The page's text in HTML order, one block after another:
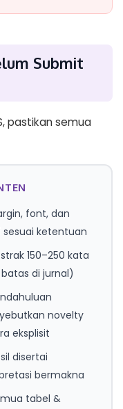
Submit
pastikan semua
font, dan
sesuai ketentuan
150–250 kata
di jurnal)
novelty
eksplisit
disertai
bermakna
tabel &